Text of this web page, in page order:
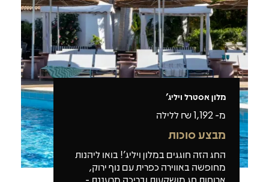
מלון אסטרל ויליג'
מ- 1,192₪ ללילה
מבצע סוכות
החג הזה חוגגים במלון ויליג'! בואו ליהנות
מחופשה באווירה כפרית עם נוף ירוק,
ארוחות חג מושקעות ובריכה מרעננת -